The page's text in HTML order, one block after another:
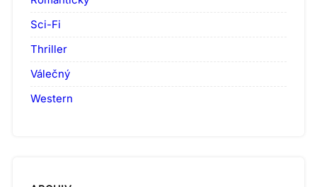
Sci-Fi
Thriller
Válečný
Western